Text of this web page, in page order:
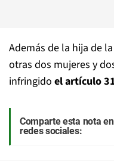
Además de la hija de
otras dos mujeres y
infringido el artículo
Comparte esta nota en
redes sociales: